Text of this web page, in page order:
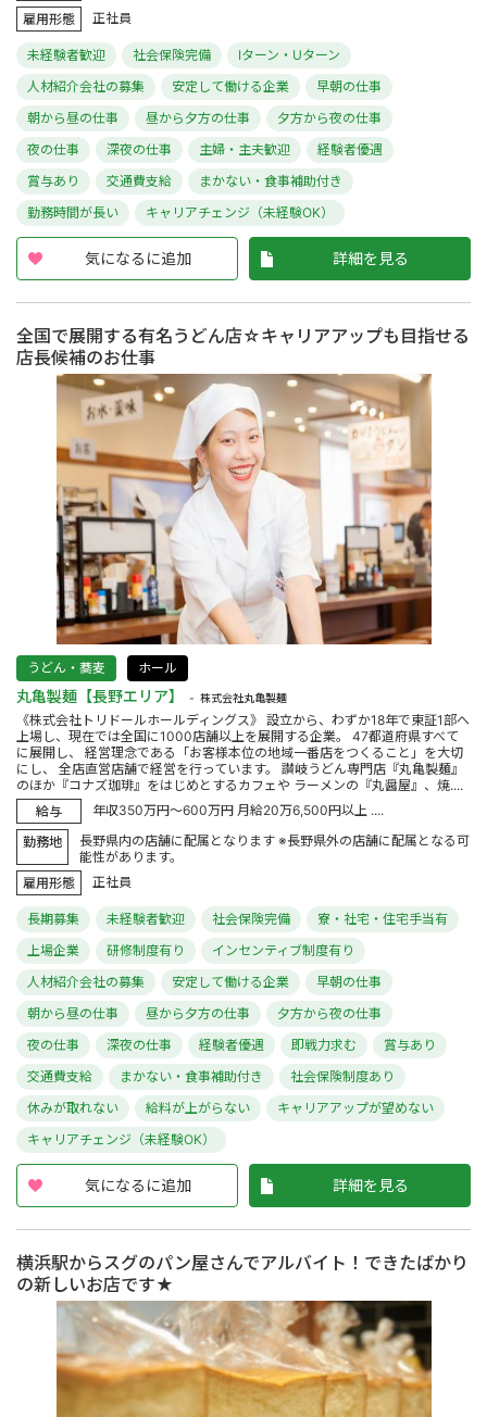
雇用形態
正社員
未経験者歓迎 社会保険完備
Iターン・Uターン
人材紹介会社の募集
安定して働ける企業
早朝の仕事
朝から昼の仕事
昼から夕方の仕事
夕方から夜の仕事
夜の仕事
深夜の仕事 主婦・主夫歓迎
経験者優遇
賞与あり
交通費支給
まかない・食事補助付き
勤務時間が長い
キャリアチェンジ（未経験OK）
気になるに追加 詳細を見る
全国で展開する有名うどん店☆キャリアアップも目指せる
店長候補のお仕事
うどん・蕎麦 ホール
丸亀製麺【長野エリア】 株式会社丸亀製麺
《株式会社トリドールホールディングス》 設立から、わずか18年で東証1部へ
上場し、現在では全国に1000店舗以上を展開する企業。 47都道府県すべて
に展開し、 経営理念である「お客様本位の地域一番店をつくること」を大切
にし、 全店直営店舗で経営を行っています。 讃岐うどん専門店『丸亀製麺』
のほか『コナズ珈琲』をはじめとするカフェや ラーメンの『丸醤屋』、焼....
給与
年収350万円～600万円 月給20万6,500円以上 ....
勤務地
長野県内の店舗に配属となります ※長野県外の店舗に配属となる可
能性があります。
雇用形態
正社員
長期募集 未経験者歓迎 社会保険完備
寮・社宅・住宅手当有
上場企業
研修制度有り
インセンティブ制度有り
人材紹介会社の募集
安定して働ける企業
早朝の仕事
朝から昼の仕事
昼から夕方の仕事
夕方から夜の仕事
夜の仕事
深夜の仕事 経験者優遇 即戦力求む
賞与あり
交通費支給
まかない・食事補助付き
社会保険制度あり
休みが取れない
給料が上がらない
キャリアアップが望めない
キャリアチェンジ（未経験OK）
気になるに追加 詳細を見る
横浜駅からスグのパン屋さんでアルバイト！できたばかり
の新しいお店です★